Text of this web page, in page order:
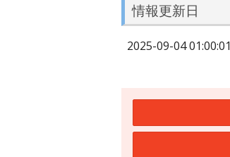
情報更新日
2025-09-04 01:00:01